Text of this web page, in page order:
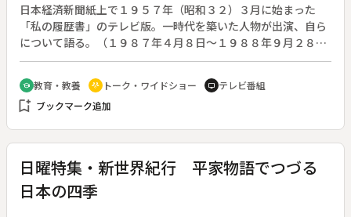
日本経済新聞紙上で１９５７年（昭和３２）３月に始まった
「私の履歴書」のテレビ版。一時代を築いた人物が出演、自ら
について語る。（１９８７年４月８日～１９８８年９月２８
日、全７８回。出演者の肩書・年齢は放送当時のもの）◆第７
１回は、元駐米大使の朝海浩一郎さん（８２歳）。
school 教育・教養 adaptive_audio_mic トーク・ワイドショー tv テレビ番組
bookmark_add ブックマーク追加
日曜特集・新世界紀行 平家物語でつづる
日本の四季